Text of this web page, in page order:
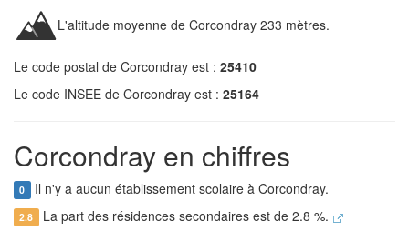
L'altitude moyenne de Corcondray 233 mètres.
Le code postal de Corcondray est : 25410
Le code INSEE de Corcondray est : 25164
Corcondray en chiffres
0 Il n'y a aucun établissement scolaire à Corcondray.
2.8 La part des résidences secondaires est de 2.8 %.